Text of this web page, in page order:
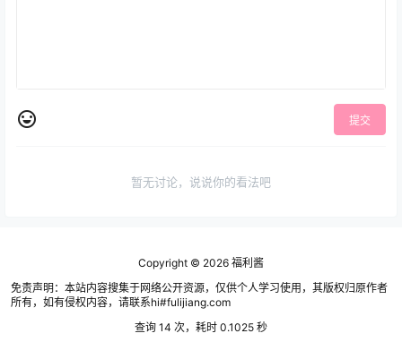
提交
暂无讨论，说说你的看法吧
Copyright © 2026 福利酱
免责声明：本站内容搜集于网络公开资源，仅供个人学习使用，其版权归原作者
所有，如有侵权内容，请联系hi#fulijiang.com
查询 14 次，耗时 0.1025 秒